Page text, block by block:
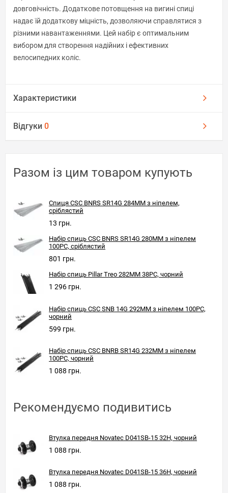
довговічність. Додаткове потовщення на вигині спиці
надає їй додаткову міцність, дозволяючи справлятися з
різними навантаженнями. Цей набір є оптимальним
вибором для створення надійних і ефективних
велосипедних коліс.
Характеристики
Відгуки 0
Разом із цим товаром купують
Спиця CSC BNRS SR14G 284MM з ніпелем,
сріблястий
13 грн.
Набір спиць CSC BNRS SR14G 280MM з ніпелем
100PC, сріблястий
801 грн.
Набір спиць Pillar Treo 282MM 38PC, чорний
1 296 грн.
Набір спиць CSC SNB 14G 292MM з ніпелем 100PC,
чорний
599 грн.
Набір спиць CSC BNRB SR14G 232MM з ніпелем
100PC, чорний
1 088 грн.
Рекомендуємо подивитись
Втулка передня Novatec D041SB-15 32H, чорний
1 088 грн.
Втулка передня Novatec D041SB-15 36H, чорний
1 088 грн.